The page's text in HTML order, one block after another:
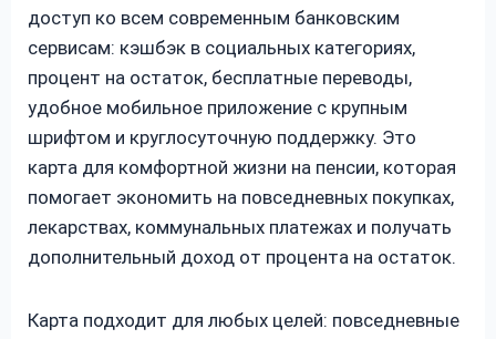
доступ ко всем современным банковским
сервисам: кэшбэк в социальных категориях,
процент на остаток, бесплатные переводы,
удобное мобильное приложение с крупным
шрифтом и круглосуточную поддержку. Это
карта для комфортной жизни на пенсии, которая
помогает экономить на повседневных покупках,
лекарствах, коммунальных платежах и получать
дополнительный доход от процента на остаток.
Карта подходит для любых целей: повседневные